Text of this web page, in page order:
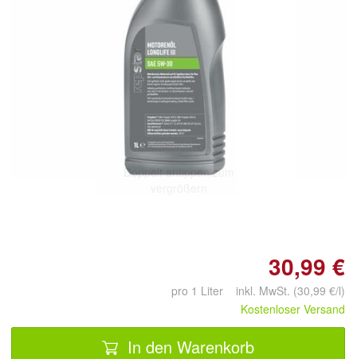
Doppelt antippen zum
30,99 €
pro 1 Liter inkl. MwSt. (30,99 €/l)
Kostenloser Versand
In den Warenkorb